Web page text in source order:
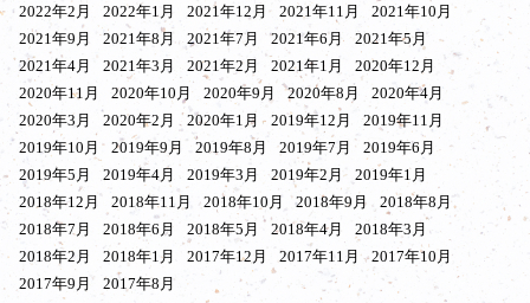
2022年2月
2022年1月 2021年12月 2021年11月
2021年10月
2021年9月
2021年8月 2021年7月 2021年6月
2021年5月
2021年4月
2021年3月 2021年2月 2021年1月
2020年12月
2020年11月
2020年10月 2020年9月 2020年8月
2020年4月
2020年3月
2020年2月 2020年1月 2019年12月
2019年11月
2019年10月
2019年9月 2019年8月 2019年7月
2019年6月
2019年5月
2019年4月 2019年3月 2019年2月
2019年1月
2018年12月
2018年11月 2018年10月 2018年9月
2018年8月
2018年7月
2018年6月 2018年5月 2018年4月
2018年3月
2018年2月
2018年1月 2017年12月 2017年11月
2017年10月
2017年9月
2017年8月